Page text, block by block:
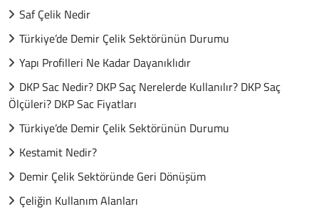
Saf Çelik Nedir
Türkiye’de Demir Çelik Sektörünün Durumu
Yapı Profilleri Ne Kadar Dayanıklıdır
DKP Sac Nedir? DKP Saç Nerelerde Kullanılır? DKP Saç
Ölçüleri? DKP Sac Fiyatları
Türkiye’de Demir Çelik Sektörünün Durumu
Kestamit Nedir?
Demir Çelik Sektöründe Geri Dönüşüm
Çeliğin Kullanım Alanları